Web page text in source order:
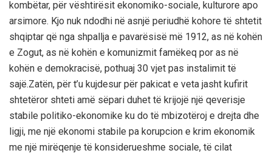
kombëtar, për vështirësit ekonomiko-sociale, kulturore apo
arsimore. Kjo nuk ndodhi në asnjë periudhë kohore të shtetit
shqiptar që nga shpallja e pavarësisë më 1912, as në kohën
e Zogut, as në kohën e komunizmit famëkeq por as në
kohën e demokracisë, pothuaj 30 vjet pas instalimit të
sajë.Zatën, për t’u kujdesur për pakicat e veta jasht kufirit
shtetëror shteti amë sëpari duhet të krijojë një qeverisje
stabile politiko-ekonomike ku do të mbizotëroj e drejta dhe
ligji, me një ekonomi stabile pa korupcion e krim ekonomik
me një mirëqenje të konsiderueshme sociale, të cilat